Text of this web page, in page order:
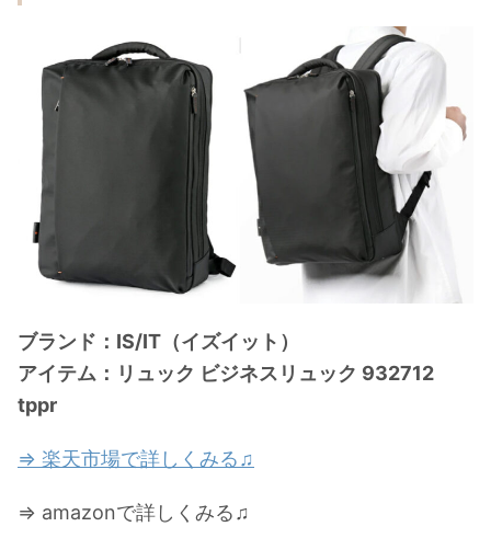
ブランド：IS/IT（イズイット）
アイテム：リュック ビジネスリュック 932712
tppr
⇒ 楽天市場で詳しくみる♫
⇒ amazonで詳しくみる♫